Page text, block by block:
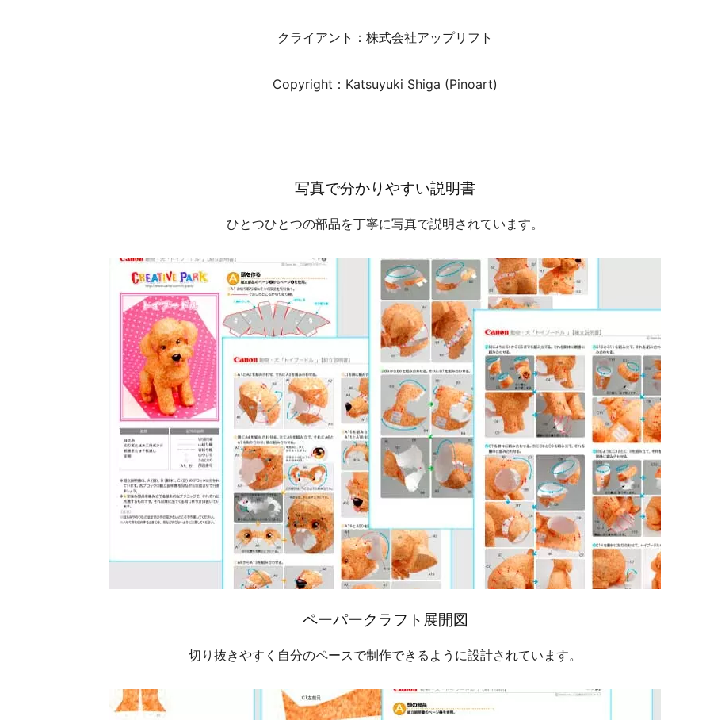
クライアント：株式会社アップリフト
Copyright：Katsuyuki Shiga (Pinoart)
写真で分かりやすい説明書
ひとつひとつの部品を丁寧に写真で説明されています。
ペーパークラフト展開図
切り抜きやすく自分のペースで制作できるように設計されています。